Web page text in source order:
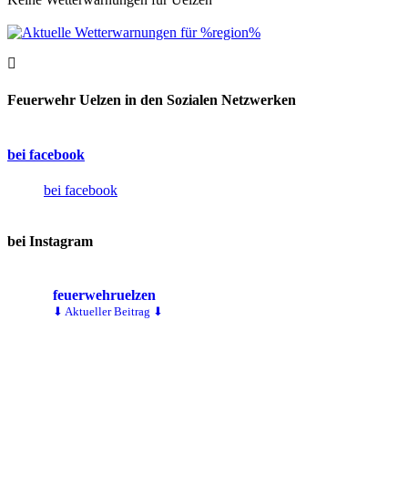
Feuerwehr Uelzen in den Sozialen Netzwerken
bei facebook
bei facebook
bei Instagram
feuerwehruelzen
⬇ Aktueller Beitrag ⬇